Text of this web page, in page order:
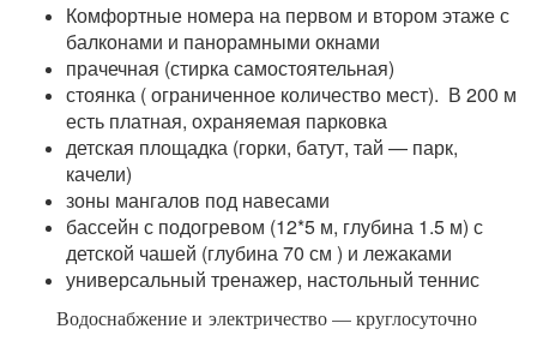
Комфортные номера на первом и втором этаже с
балконами и панорамными окнами
прачечная (стирка самостоятельная)
стоянка ( ограниченное количество мест). В 200 м
есть платная, охраняемая парковка
детская площадка (горки, батут, тай — парк,
качели)
зоны мангалов под навесами
бассейн с подогревом (12*5 м, глубина 1.5 м) с
детской чашей (глубина 70 см ) и лежаками
универсальный тренажер, настольный теннис
Водоснабжение и электричество — круглосуточно